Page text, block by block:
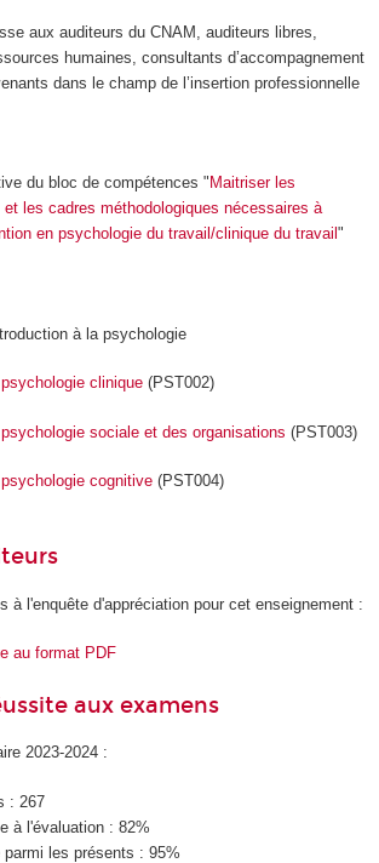
aux auditeurs du CNAM, auditeurs libres,
humaines, consultants d’accompagnement
dans le champ de l’insertion professionnelle
du bloc de compétences " Maitriser les
les cadres méthodologiques nécessaires à
en psychologie du travail/clinique du travail "
à la psychologie
clinique (PST002)
sociale et des organisations (PST003)
cognitive (PST004)
à l'enquête d'appréciation pour cet enseignement :
au format PDF
aux examens
2023-2024 :
: 267
à l'évaluation : 82%
les présents : 95%